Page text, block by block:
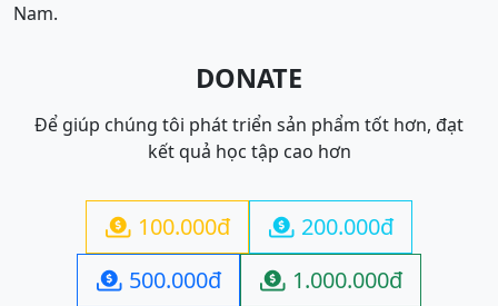
Nam.
DONATE
Để giúp chúng tôi phát triển sản phẩm tốt hơn, đạt
kết quả học tập cao hơn
 100.000đ  200.000đ
 500.000đ  1.000.000đ